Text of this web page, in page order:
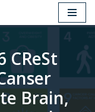
CReSt
Brain,